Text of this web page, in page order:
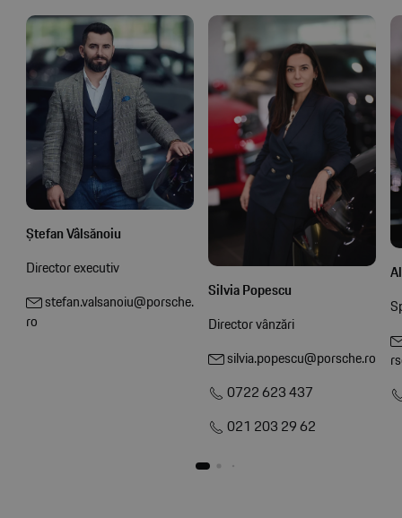
Ștefan Vâlsănoiu
Director executiv
stefan.valsanoiu@porsche.
ro
Silvia Popescu
Director vânzări
silvia.popescu@porsche.ro
0722 623 437
021 203 29 62